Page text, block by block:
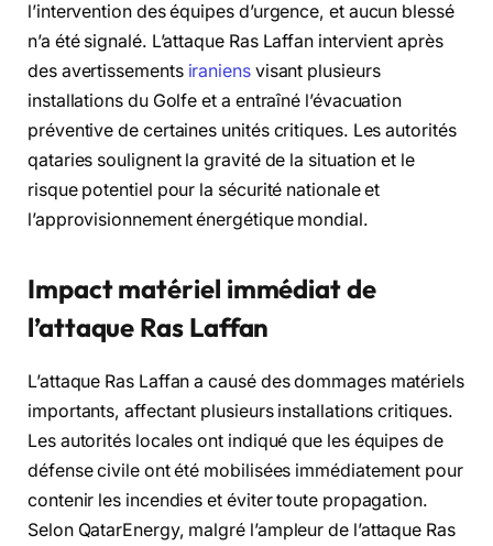
l’intervention des équipes d’urgence, et aucun blessé
n’a été signalé. L’attaque Ras Laffan intervient après
des avertissements iraniensvisant plusieurs
installations du Golfe et a entraîné l’évacuation
préventive de certaines unités critiques. Les autorités
qataries soulignent la gravité de la situation et le
risque potentiel pour la sécurité nationale et
l’approvisionnement énergétique mondial.
Impact matériel immédiat de
l’attaque Ras Laffan
L’attaque Ras Laffan a causé des dommages matériels
importants, affectant plusieurs installations critiques.
Les autorités locales ont indiqué que les équipes de
défense civile ont été mobilisées immédiatement pour
contenir les incendies et éviter toute propagation.
Selon QatarEnergy, malgré l’ampleur de l’attaque Ras